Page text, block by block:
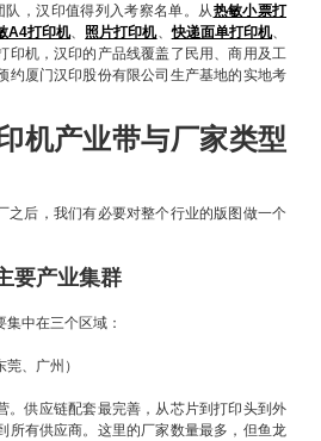
，汉印值得列入考察名单。从热敏小票打
A4打印机、 照片打印机、快递面单打印机、
印机，汉印的产品线覆盖了民用、商用及工
约厦门汉印股份有限公司生产基地的实地考
机产业带与厂家类型
之后，我们有必要对整个行业的版图做一个
要产业集群
中在三个区域：
、广州）
。供应链配套最完善，从芯片到打印头到外
所有供应商。这里的厂家数量最多，但鱼龙